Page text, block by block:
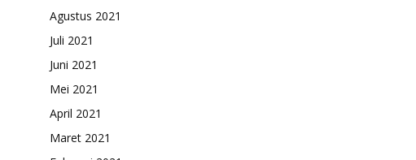
Agustus 2021
Juli 2021
Juni 2021
Mei 2021
April 2021
Maret 2021